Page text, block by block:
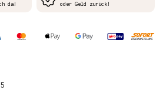
da!
oder Geld zurück!